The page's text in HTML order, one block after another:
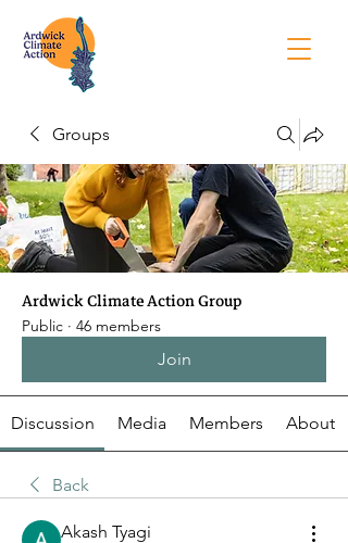
Groups
Ardwick Climate Action Group
Public · 46 members
Join
Discussion Media Members About
Back
Akash Tyagi